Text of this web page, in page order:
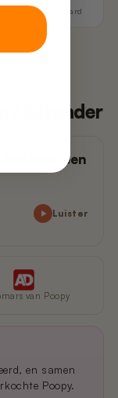
uren bespaard
bijzonder
iedereen
Luister
van Poopy
en samen
Poopy.